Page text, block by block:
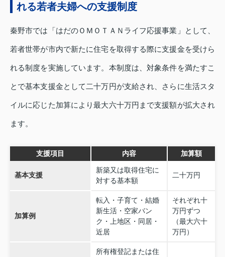
れる若者夫婦への支援制度
秦野市では「はだのＯＭＯＴＡＮライフ応援事業」として、
若者世帯が市内で新たに住宅を取得する際に支援金を受けら
れる制度を実施しています。本制度は、対象条件を満たすこ
とで基本支援金として二十万円が支給され、さらに生活スタ
イルに応じた加算により最大六十万円まで支援額が拡大され
ます。
支援項目 内容 加算額
基本支援
新築又は取得住宅に
対する基本額
二十万円
加算例
転入・子育て・結婚
新生活・空家バン
ク・上地区・同居・
近居
それぞれ十
万円ずつ
（最大六十
万円）
所有権登記または住